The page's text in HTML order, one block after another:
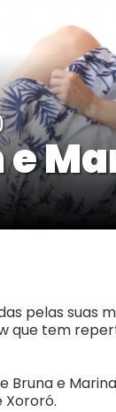
pelas suas
que tem
e
Xororó.